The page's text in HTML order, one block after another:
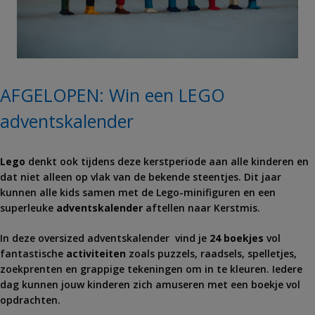
AFGELOPEN: Win een LEGO
adventskalender
Lego denkt ook tijdens deze kerstperiode aan alle kinderen en
dat niet alleen op vlak van de bekende steentjes. Dit jaar
kunnen alle kids samen met de Lego-minifiguren en een
superleuke adventskalender aftellen naar Kerstmis.
In deze oversized adventskalender vind je 24 boekjes vol
fantastische activiteiten zoals puzzels, raadsels, spelletjes,
zoekprenten en grappige tekeningen om in te kleuren. Iedere
dag kunnen jouw kinderen zich amuseren met een boekje vol
opdrachten.